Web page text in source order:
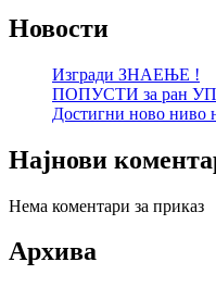
Новости
Изгради ЗНАЕЊЕ !
ПОПУСТИ за ран
Достигни ново
Најнови
Нема коментари за приказ
Архива